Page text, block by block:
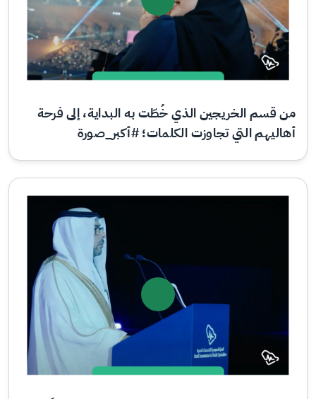
من قسم الخريجين الذي خُطّت به البداية، إلى فرحة
أهاليهم التي تجاوزت الكلمات؛ #أكبر_صورة